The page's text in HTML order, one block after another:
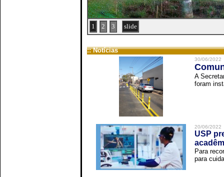
1 2 3 slide
:: Notícias
30/06/2022
A
foram
20/06/2022
USP
Para
para